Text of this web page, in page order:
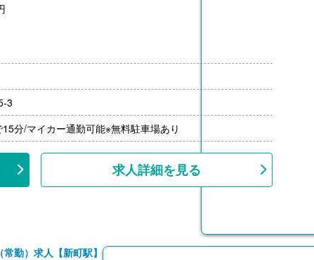
3
分/マイカー通勤可能※無料駐車場あり
求人詳細を見る
勤）求人【新町駅】